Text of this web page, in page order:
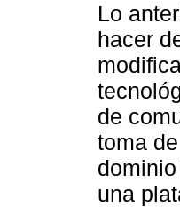
Lo
hacer
de
toma
una